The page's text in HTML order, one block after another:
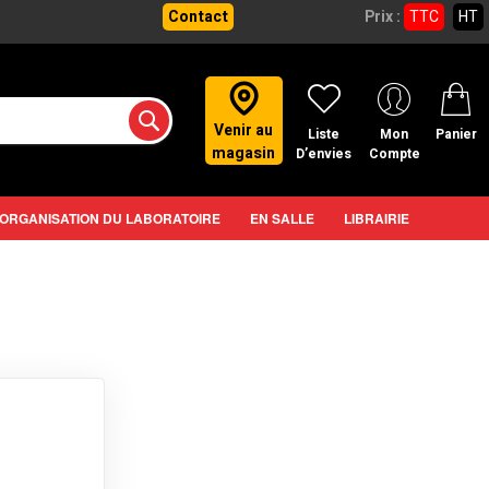
Contact Prix : TTC HT
Venir au
magasin
Liste
D’envies
Mon
Compte
Panier
ORGANISATION DU LABORATOIRE EN SALLE LIBRAIRIE